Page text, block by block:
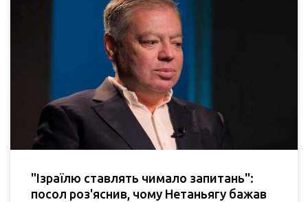
"Ізраїлю ставлять чимало запитань":
посол роз'яснив, чому Нетаньягу бажав